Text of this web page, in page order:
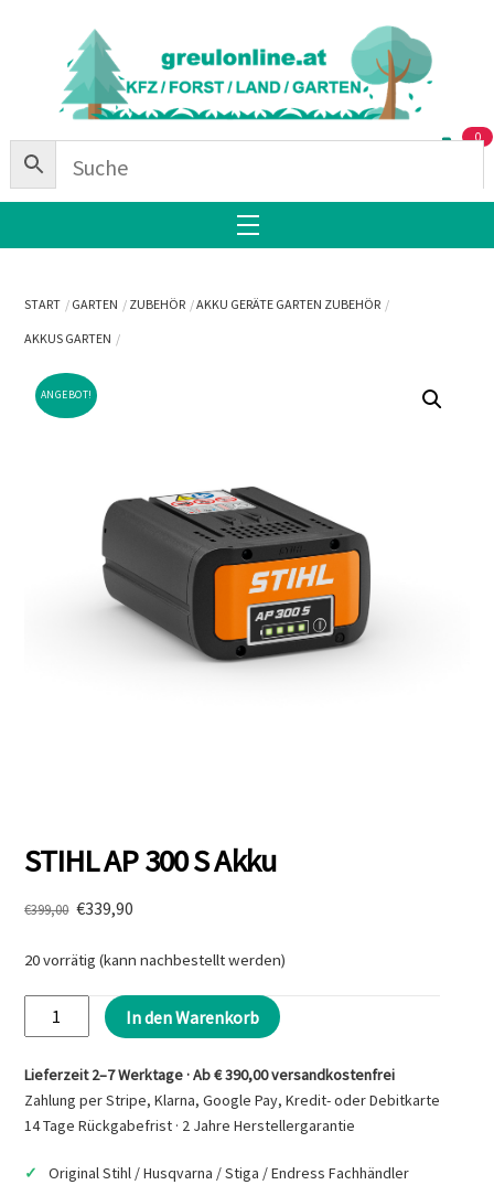
0
Menu
START GARTEN ZUBEHÖR AKKU GERÄTE GARTEN ZUBEHÖR
AKKUS GARTEN
ANGEBOT!
STIHL AP 300 S Akku
€399,00 Ursprünglicher
war:
€339,90
ist:
20 vorrätig (kann nachbestellt werden)
STIHL
AP
300
S
Akku
In den Warenkorb
Lieferzeit 2–7 Werktage · Ab € 390,00 versandkostenfrei
Zahlung per Stripe, Klarna, Google Pay, Kredit- oder Debitkarte
14 Tage Rückgabefrist · 2 Jahre Herstellergarantie
Original Stihl / Husqvarna / Stiga / Endress Fachhändler
To
Top